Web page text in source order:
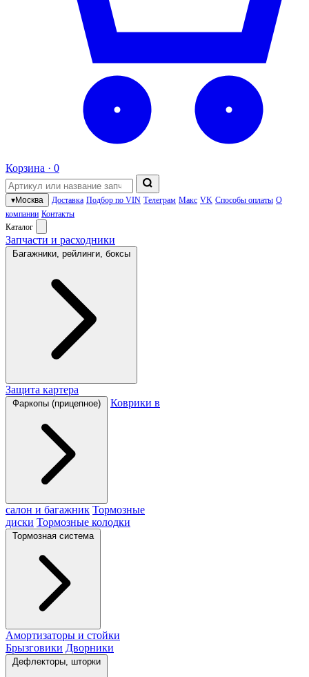
Корзина · 0
▾Москва Доставка Подбор по VIN Телеграм Макс VK Способы оплаты О
компании Контакты
Каталог
Запчасти и расходники
Багажники, рейлинги, боксы
Защита картера
Фаркопы (прицепное) Коврики в
салон и багажник Тормозные
диски Тормозные колодки
Тормозная система
Амортизаторы и стойки
Брызговики Дворники
Дефлекторы, шторки